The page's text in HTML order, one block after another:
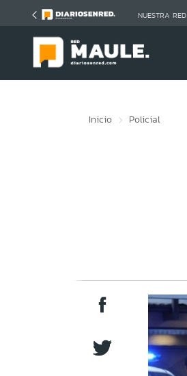
NUESTRA RED
Inicio Policial